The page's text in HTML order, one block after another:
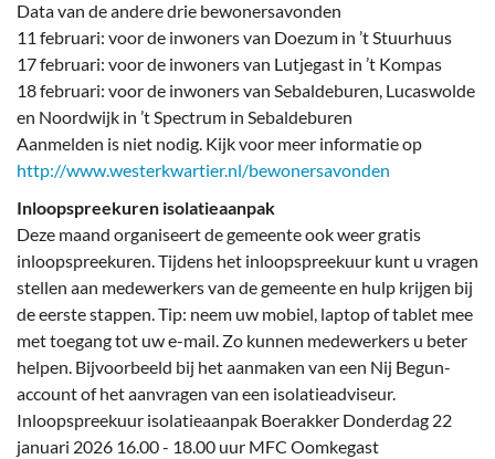
Data van de andere drie bewonersavonden
11 februari: voor de inwoners van Doezum in ’t Stuurhuus
17 februari: voor de inwoners van Lutjegast in ’t Kompas
18 februari: voor de inwoners van Sebaldeburen, Lucaswolde
en Noordwijk in ’t Spectrum in Sebaldeburen
Aanmelden is niet nodig. Kijk voor meer informatie op
http://www.westerkwartier.nl/bewonersavonden
Inloopspreekuren isolatieaanpak
Deze maand organiseert de gemeente ook weer gratis
inloopspreekuren. Tijdens het inloopspreekuur kunt u vragen
stellen aan medewerkers van de gemeente en hulp krijgen bij
de eerste stappen. Tip: neem uw mobiel, laptop of tablet mee
met toegang tot uw e-mail. Zo kunnen medewerkers u beter
helpen. Bijvoorbeeld bij het aanmaken van een Nij Begun-
account of het aanvragen van een isolatieadviseur.
Inloopspreekuur isolatieaanpak Boerakker Donderdag 22
januari 2026 16.00 - 18.00 uur MFC Oomkegast